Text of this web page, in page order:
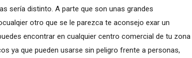
sería distinto. A parte que son unas grandes
otro que se le parezca te aconsejo exar un
encontrar en cualquier centro comercial de tu zona
ya que pueden usarse sin peligro frente a personas,